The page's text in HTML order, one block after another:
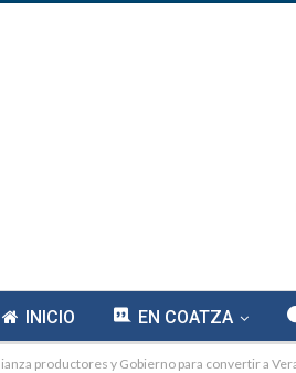
INICIO EN COATZA
productores y Gobierno para convertir a